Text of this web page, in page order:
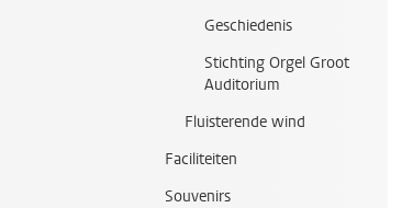
Geschiedenis
Stichting Orgel Groot
Auditorium
Fluisterende wind
Faciliteiten
Souvenirs